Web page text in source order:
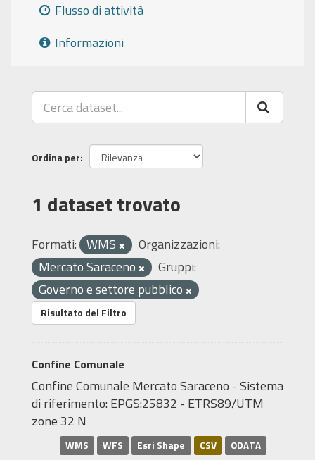
Flusso di attività
Informazioni
Ordina per
1 dataset trovato
Formati: WMS
Organizzazioni:
Mercato Saraceno
Gruppi:
Governo e settore pubblico
Risultato del Filtro
Confine Comunale
Confine Comunale Mercato Saraceno - Sistema
di riferimento: EPGS:25832 - ETRS89/UTM
zone 32 N
WMS WFS Esri Shape CSV ODATA